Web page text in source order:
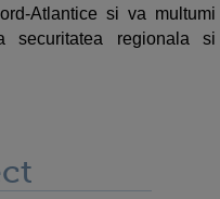
Atlantice si va multumi
securitatea regionala si